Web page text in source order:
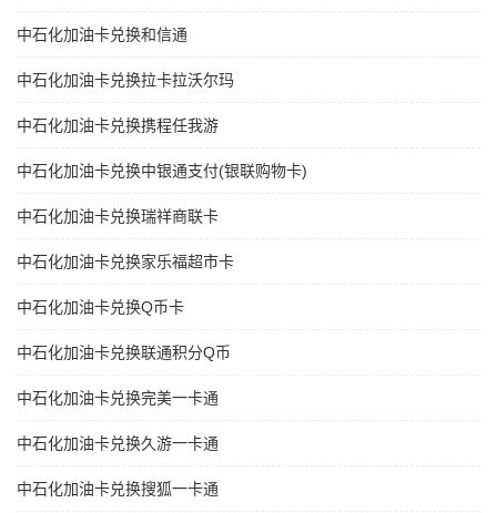
中石化加油卡兑换和信通
中石化加油卡兑换拉卡拉沃尔玛
中石化加油卡兑换携程任我游
中石化加油卡兑换中银通支付(银联购物卡)
中石化加油卡兑换瑞祥商联卡
中石化加油卡兑换家乐福超市卡
中石化加油卡兑换Q币卡
中石化加油卡兑换联通积分Q币
中石化加油卡兑换完美一卡通
中石化加油卡兑换久游一卡通
中石化加油卡兑换搜狐一卡通